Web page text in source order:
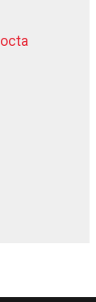
octa
dziļurbums